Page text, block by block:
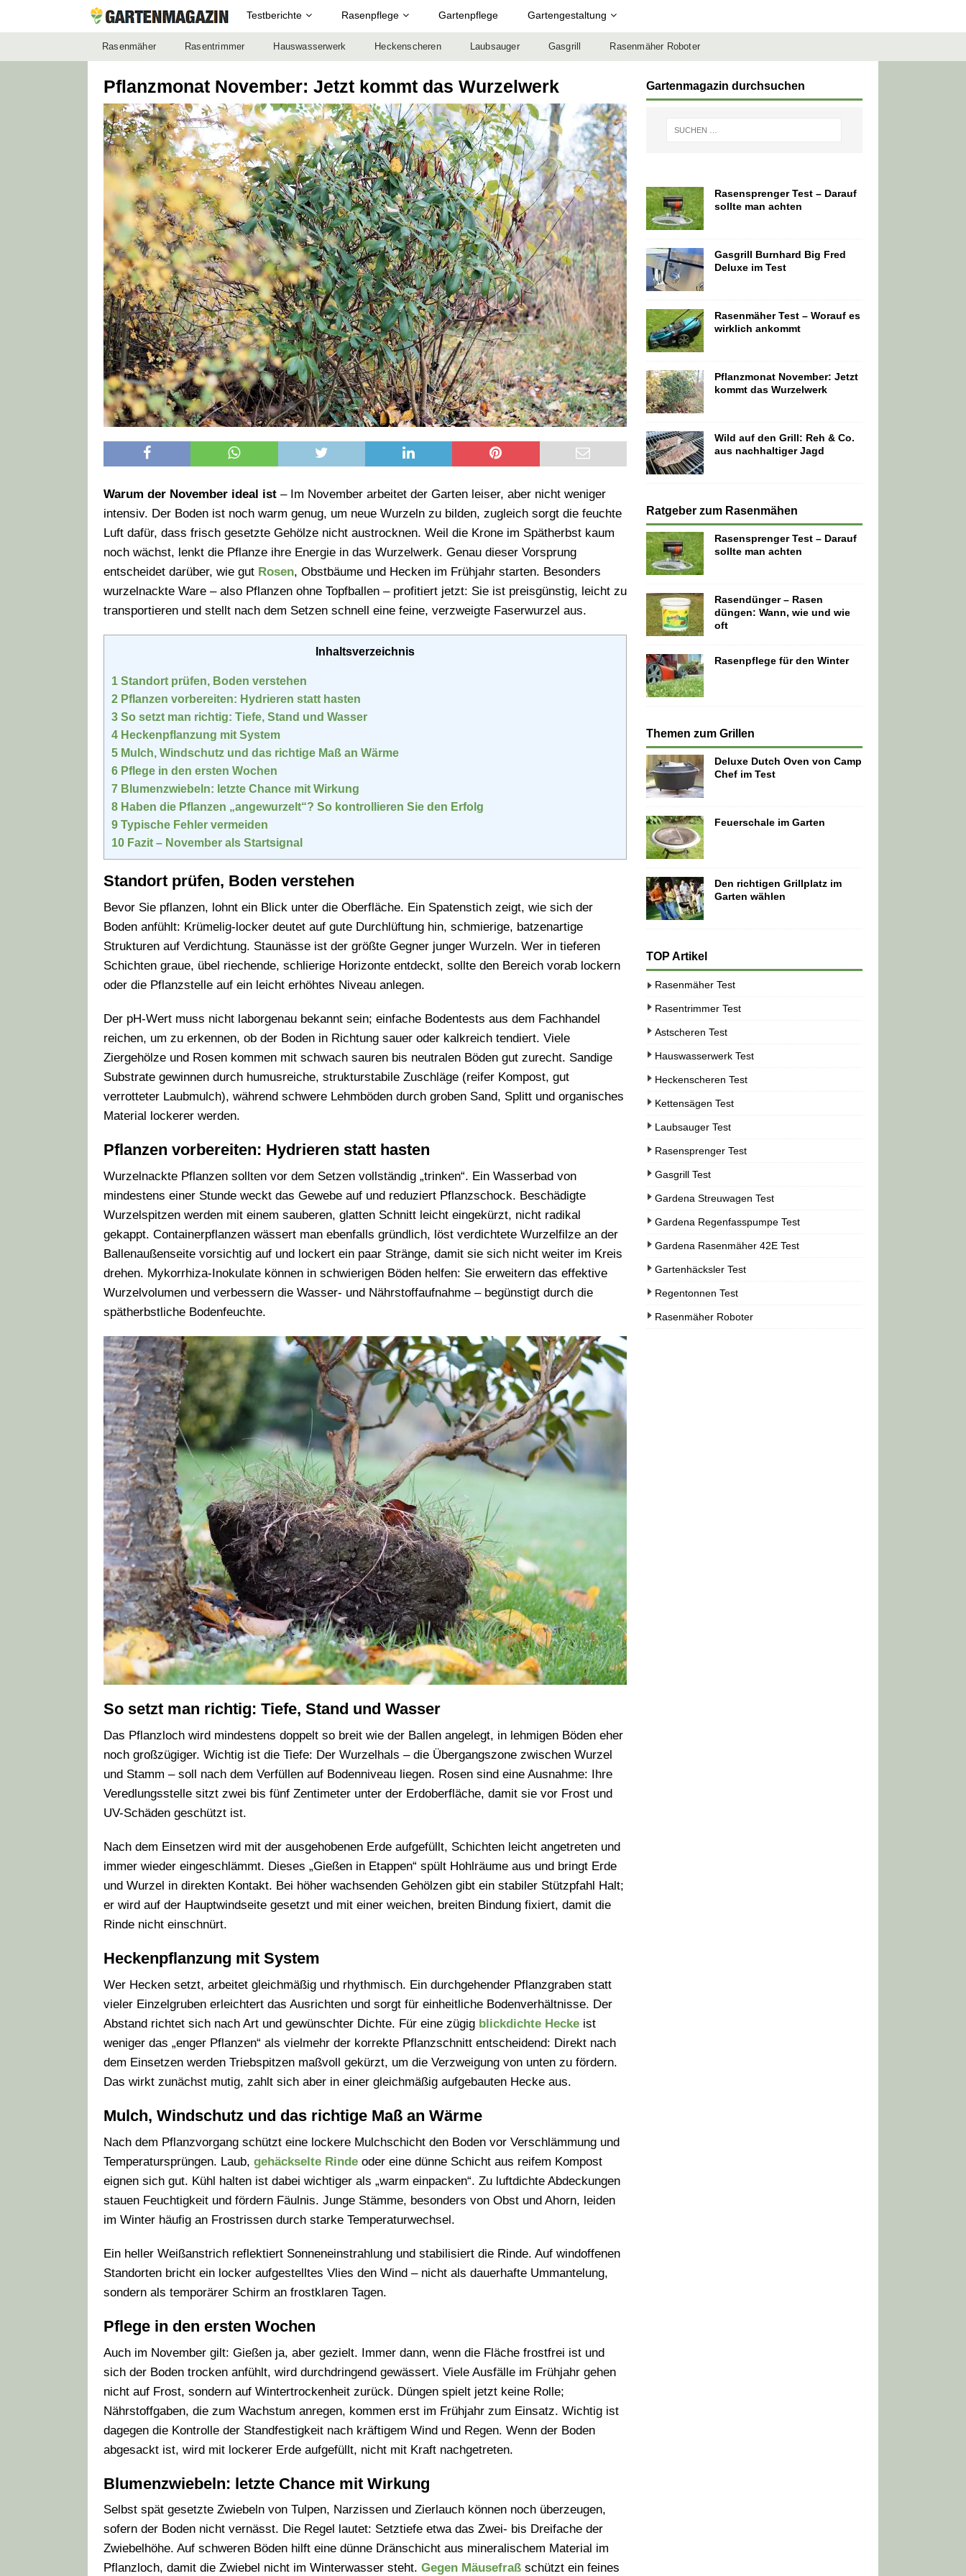
Testberichte Rasenpflege Gartenpflege Gartengestaltung
Rasenmäher Rasentrimmer Hauswasserwerk Heckenscheren Laubsauger Gasgrill Rasenmäher Roboter
Pflanzmonat November: Jetzt kommt das Wurzelwerk
Warum der November ideal ist – Im November arbeitet der Garten leiser, aber nicht weniger
intensiv. Der Boden ist noch warm genug, um neue Wurzeln zu bilden, zugleich sorgt die feuchte
Luft dafür, dass frisch gesetzte Gehölze nicht austrocknen. Weil die Krone im Spätherbst kaum
noch wächst, lenkt die Pflanze ihre Energie in das Wurzelwerk. Genau dieser Vorsprung
entscheidet darüber, wie gut Rosen, Obstbäume und Hecken im Frühjahr starten. Besonders
wurzelnackte Ware – also Pflanzen ohne Topfballen – profitiert jetzt: Sie ist preisgünstig, leicht zu
transportieren und stellt nach dem Setzen schnell eine feine, verzweigte Faserwurzel aus.
Inhaltsverzeichnis
1 Standort prüfen, Boden verstehen
2 Pflanzen vorbereiten: Hydrieren statt hasten
3 So setzt man richtig: Tiefe, Stand und Wasser
4 Heckenpflanzung mit System
5 Mulch, Windschutz und das richtige Maß an Wärme
6 Pflege in den ersten Wochen
7 Blumenzwiebeln: letzte Chance mit Wirkung
8 Haben die Pflanzen „angewurzelt“? So kontrollieren Sie den Erfolg
9 Typische Fehler vermeiden
10 Fazit – November als Startsignal
Standort prüfen, Boden verstehen
Bevor Sie pflanzen, lohnt ein Blick unter die Oberfläche. Ein Spatenstich zeigt, wie sich der
Boden anfühlt: Krümelig-locker deutet auf gute Durchlüftung hin, schmierige, batzenartige
Strukturen auf Verdichtung. Staunässe ist der größte Gegner junger Wurzeln. Wer in tieferen
Schichten graue, übel riechende, schlierige Horizonte entdeckt, sollte den Bereich vorab lockern
oder die Pflanzstelle auf ein leicht erhöhtes Niveau anlegen.
Der pH-Wert muss nicht laborgenau bekannt sein; einfache Bodentests aus dem Fachhandel
reichen, um zu erkennen, ob der Boden in Richtung sauer oder kalkreich tendiert. Viele
Ziergehölze und Rosen kommen mit schwach sauren bis neutralen Böden gut zurecht. Sandige
Substrate gewinnen durch humusreiche, strukturstabile Zuschläge (reifer Kompost, gut
verrotteter Laubmulch), während schwere Lehmböden durch groben Sand, Splitt und organisches
Material lockerer werden.
Pflanzen vorbereiten: Hydrieren statt hasten
Wurzelnackte Pflanzen sollten vor dem Setzen vollständig „trinken“. Ein Wasserbad von
mindestens einer Stunde weckt das Gewebe auf und reduziert Pflanzschock. Beschädigte
Wurzelspitzen werden mit einem sauberen, glatten Schnitt leicht eingekürzt, nicht radikal
gekappt. Containerpflanzen wässert man ebenfalls gründlich, löst verdichtete Wurzelfilze an der
Ballenaußenseite vorsichtig auf und lockert ein paar Stränge, damit sie sich nicht weiter im Kreis
drehen. Mykorrhiza-Inokulate können in schwierigen Böden helfen: Sie erweitern das effektive
Wurzelvolumen und verbessern die Wasser- und Nährstoffaufnahme – begünstigt durch die
spätherbstliche Bodenfeuchte.
So setzt man richtig: Tiefe, Stand und Wasser
Das Pflanzloch wird mindestens doppelt so breit wie der Ballen angelegt, in lehmigen Böden eher
noch großzügiger. Wichtig ist die Tiefe: Der Wurzelhals – die Übergangszone zwischen Wurzel
und Stamm – soll nach dem Verfüllen auf Bodenniveau liegen. Rosen sind eine Ausnahme: Ihre
Veredlungsstelle sitzt zwei bis fünf Zentimeter unter der Erdoberfläche, damit sie vor Frost und
UV-Schäden geschützt ist.
Nach dem Einsetzen wird mit der ausgehobenen Erde aufgefüllt, Schichten leicht angetreten und
immer wieder eingeschlämmt. Dieses „Gießen in Etappen“ spült Hohlräume aus und bringt Erde
und Wurzel in direkten Kontakt. Bei höher wachsenden Gehölzen gibt ein stabiler Stützpfahl Halt;
er wird auf der Hauptwindseite gesetzt und mit einer weichen, breiten Bindung fixiert, damit die
Rinde nicht einschnürt.
Heckenpflanzung mit System
Wer Hecken setzt, arbeitet gleichmäßig und rhythmisch. Ein durchgehender Pflanzgraben statt
vieler Einzelgruben erleichtert das Ausrichten und sorgt für einheitliche Bodenverhältnisse. Der
Abstand richtet sich nach Art und gewünschter Dichte. Für eine zügig blickdichte Hecke ist
weniger das „enger Pflanzen“ als vielmehr der korrekte Pflanzschnitt entscheidend: Direkt nach
dem Einsetzen werden Triebspitzen maßvoll gekürzt, um die Verzweigung von unten zu fördern.
Das wirkt zunächst mutig, zahlt sich aber in einer gleichmäßig aufgebauten Hecke aus.
Mulch, Windschutz und das richtige Maß an Wärme
Nach dem Pflanzvorgang schützt eine lockere Mulchschicht den Boden vor Verschlämmung und
Temperatursprüngen. Laub, gehäckselte Rinde oder eine dünne Schicht aus reifem Kompost
eignen sich gut. Kühl halten ist dabei wichtiger als „warm einpacken“. Zu luftdichte Abdeckungen
stauen Feuchtigkeit und fördern Fäulnis. Junge Stämme, besonders von Obst und Ahorn, leiden
im Winter häufig an Frostrissen durch starke Temperaturwechsel.
Ein heller Weißanstrich reflektiert Sonneneinstrahlung und stabilisiert die Rinde. Auf windoffenen
Standorten bricht ein locker aufgestelltes Vlies den Wind – nicht als dauerhafte Ummantelung,
sondern als temporärer Schirm an frostklaren Tagen.
Pflege in den ersten Wochen
Auch im November gilt: Gießen ja, aber gezielt. Immer dann, wenn die Fläche frostfrei ist und
sich der Boden trocken anfühlt, wird durchdringend gewässert. Viele Ausfälle im Frühjahr gehen
nicht auf Frost, sondern auf Wintertrockenheit zurück. Düngen spielt jetzt keine Rolle;
Nährstoffgaben, die zum Wachstum anregen, kommen erst im Frühjahr zum Einsatz. Wichtig ist
dagegen die Kontrolle der Standfestigkeit nach kräftigem Wind und Regen. Wenn der Boden
abgesackt ist, wird mit lockerer Erde aufgefüllt, nicht mit Kraft nachgetreten.
Blumenzwiebeln: letzte Chance mit Wirkung
Selbst spät gesetzte Zwiebeln von Tulpen, Narzissen und Zierlauch können noch überzeugen,
sofern der Boden nicht vernässt. Die Regel lautet: Setztiefe etwa das Zwei- bis Dreifache der
Zwiebelhöhe. Auf schweren Böden hilft eine dünne Dränschicht aus mineralischem Material im
Pflanzloch, damit die Zwiebel nicht im Winterwasser steht. Gegen Mäusefraß schützt ein feines
Gartenmagazin durchsuchen
Rasensprenger Test – Darauf
sollte man achten
Gasgrill Burnhard Big Fred
Deluxe im Test
Rasenmäher Test – Worauf es
wirklich ankommt
Pflanzmonat November: Jetzt
kommt das Wurzelwerk
Wild auf den Grill: Reh & Co.
aus nachhaltiger Jagd
Ratgeber zum Rasenmähen
Rasensprenger Test – Darauf
sollte man achten
Rasendünger – Rasen
düngen: Wann, wie und wie
oft
Rasenpflege für den Winter
Themen zum Grillen
Deluxe Dutch Oven von Camp
Chef im Test
Feuerschale im Garten
Den richtigen Grillplatz im
Garten wählen
TOP Artikel
Rasenmäher Test
Rasentrimmer Test
Astscheren Test
Hauswasserwerk Test
Heckenscheren Test
Kettensägen Test
Laubsauger Test
Rasensprenger Test
Gasgrill Test
Gardena Streuwagen Test
Gardena Regenfasspumpe Test
Gardena Rasenmäher 42E Test
Gartenhäcksler Test
Regentonnen Test
Rasenmäher Roboter